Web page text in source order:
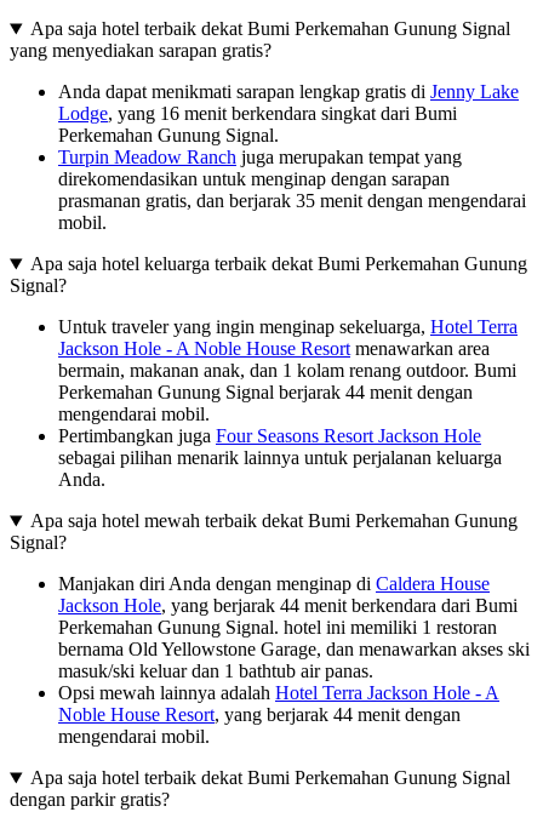
Apa saja hotel terbaik dekat Bumi Perkemahan Gunung Signal
yang menyediakan sarapan gratis?
Anda dapat menikmati sarapan lengkap gratis di Jenny Lake
Lodge, yang 16 menit berkendara singkat dari Bumi
Perkemahan Gunung Signal.
Turpin Meadow Ranch juga merupakan tempat yang
direkomendasikan untuk menginap dengan sarapan
prasmanan gratis, dan berjarak 35 menit dengan mengendarai
mobil.
Apa saja hotel keluarga terbaik dekat Bumi Perkemahan Gunung
Signal?
Untuk traveler yang ingin menginap sekeluarga, Hotel Terra
Jackson Hole - A Noble House Resort menawarkan area
bermain, makanan anak, dan 1 kolam renang outdoor. Bumi
Perkemahan Gunung Signal berjarak 44 menit dengan
mengendarai mobil.
Pertimbangkan juga Four Seasons Resort Jackson Hole
sebagai pilihan menarik lainnya untuk perjalanan keluarga
Anda.
Apa saja hotel mewah terbaik dekat Bumi Perkemahan Gunung
Signal?
Manjakan diri Anda dengan menginap di Caldera House
Jackson Hole, yang berjarak 44 menit berkendara dari Bumi
Perkemahan Gunung Signal. hotel ini memiliki 1 restoran
bernama Old Yellowstone Garage, dan menawarkan akses ski
masuk/ski keluar dan 1 bathtub air panas.
Opsi mewah lainnya adalah Hotel Terra Jackson Hole - A
Noble House Resort, yang berjarak 44 menit dengan
mengendarai mobil.
Apa saja hotel terbaik dekat Bumi Perkemahan Gunung Signal
dengan parkir gratis?